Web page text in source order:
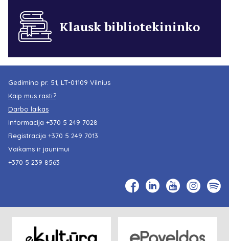
Klausk bibliotekininko
Gedimino pr. 51, LT-01109 Vilnius
Kaip mus rasti?
Darbo laikas
Informacija +370 5 249 7028
Registracija +370 5 249 7013
Vaikams ir jaunimui
+370 5 239 8563